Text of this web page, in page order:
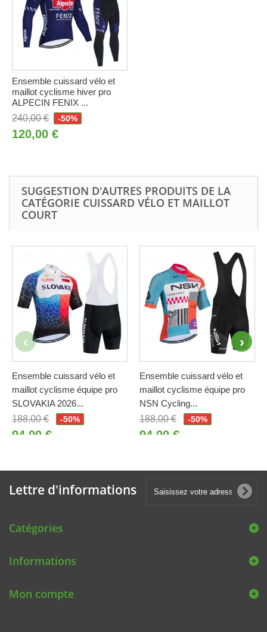
Ensemble cuissard vélo et
maillot cyclisme hiver pro
ALPECIN FENIX ...
240,00 €
-50%
120,00 €
SUGGESTION D'AUTRES PRODUITS DE LA
CATÉGORIE CUISSARD VÉLO ET MAILLOT
COURT
Ensemble cuissard vélo et
maillot cyclisme équipe pro
SLOVAKIA 2026...
188,00 €
-50%
94,00 €
Ensemble cuissard vélo et
maillot cyclisme équipe pro
NSN Cycling...
188,00 €
-50%
94,00 €
Lettre d'informations
Catégories
Informations
Mon compte